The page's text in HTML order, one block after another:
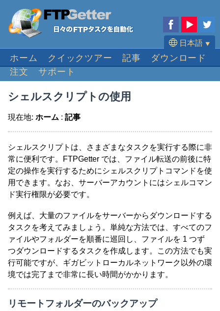
日本語 ⯆
English
ホーム クイックツアー 記事
ダウンロード
注文
サポート
シェルスクリプトの使用
現在地: ホーム : 記事
シェルスクリプトは、さまざまなタスクを実行する際に非
常に便利です。FTPGetter では、ファイル転送の前後に特
定の操作を実行するためにシェルスクリプトコマンドを使
用できます。なお、サーバーアカウントにはシェルコマン
ド実行権限が必要です。
例えば、大量のファイルをサーバーからダウンロードする
タスクを考えてみましょう。単純な方法では、すべてのフ
ァイルやフォルダーを順番に巡回し、ファイルを 1 つず
つダウンロードするタスクを作成します。この方法でも実
行可能ですが、ギガビットローカルネットワーク以外の環
境では完了まで非常に長い時間がかかります。
リモートフォルダーのバックアップ